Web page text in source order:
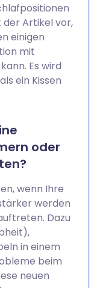
Artikel vor,
einigen
mit
Es wird
ein Kissen
oder
wenn Ihre
werden
Dazu
in einem
beim
neuen